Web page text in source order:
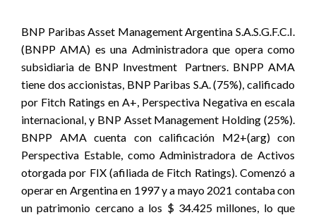
BNP Paribas Asset Management Argentina S.A.S.G.F.C.I.
(BNPP AMA) es una Administradora que opera como
subsidiaria de BNP Investment Partners. BNPP AMA
tiene dos accionistas, BNP Paribas S.A. (75%), calificado
por Fitch Ratings en A+, Perspectiva Negativa en escala
internacional, y BNP Asset Management Holding (25%).
BNPP AMA cuenta con calificación M2+(arg) con
Perspectiva Estable, como Administradora de Activos
otorgada por FIX (afiliada de Fitch Ratings). Comenzó a
operar en Argentina en 1997 y a mayo 2021 contaba con
un patrimonio cercano a los $ 34.425 millones, lo que